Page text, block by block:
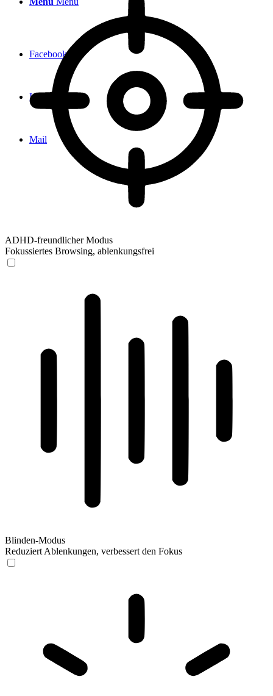
Facebook
Instagram
Mail
ADHD-freundlicher Modus
Fokussiertes Browsing, ablenkungsfrei
Blinden-Modus
Reduziert Ablenkungen, verbessert den Fokus